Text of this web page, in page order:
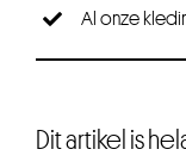
Al onze
Dit artikel is